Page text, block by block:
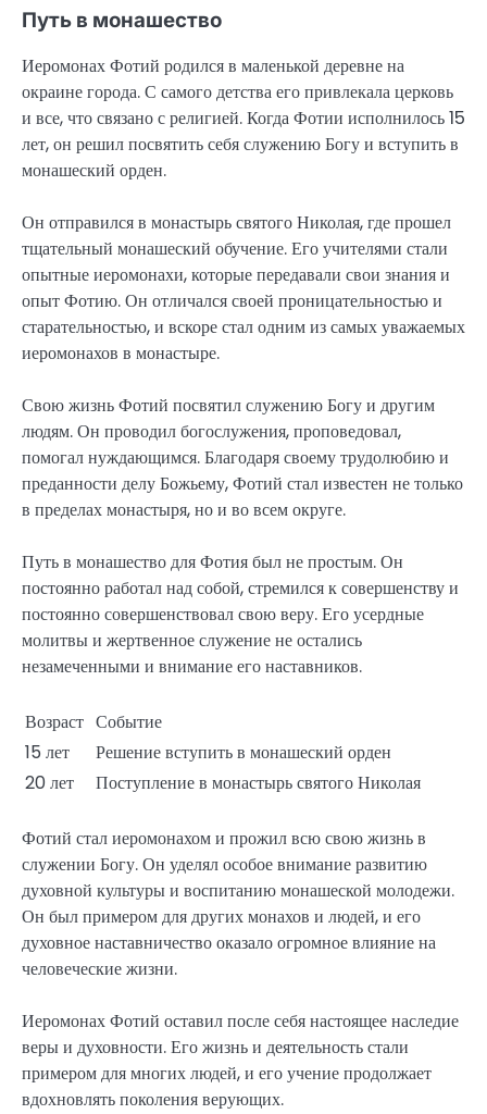
Путь в монашество
Иеромонах Фотий родился в маленькой деревне на
окраине города. С самого детства его привлекала церковь
и все, что связано с религией. Когда Фотии исполнилось 15
лет, он решил посвятить себя служению Богу и вступить в
монашеский орден.
Он отправился в монастырь святого Николая, где прошел
тщательный монашеский обучение. Его учителями стали
опытные иеромонахи, которые передавали свои знания и
опыт Фотию. Он отличался своей проницательностью и
старательностью, и вскоре стал одним из самых уважаемых
иеромонахов в монастыре.
Свою жизнь Фотий посвятил служению Богу и другим
людям. Он проводил богослужения, проповедовал,
помогал нуждающимся. Благодаря своему трудолюбию и
преданности делу Божьему, Фотий стал известен не только
в пределах монастыря, но и во всем округе.
Путь в монашество для Фотия был не простым. Он
постоянно работал над собой, стремился к совершенству и
постоянно совершенствовал свою веру. Его усердные
молитвы и жертвенное служение не остались
незамеченными и внимание его наставников.
Возраст Событие
15 лет
Решение вступить в монашеский орден
20 лет
Поступление в монастырь святого Николая
Фотий стал иеромонахом и прожил всю свою жизнь в
служении Богу. Он уделял особое внимание развитию
духовной культуры и воспитанию монашеской молодежи.
Он был примером для других монахов и людей, и его
духовное наставничество оказало огромное влияние на
человеческие жизни.
Иеромонах Фотий оставил после себя настоящее наследие
веры и духовности. Его жизнь и деятельность стали
примером для многих людей, и его учение продолжает
вдохновлять поколения верующих.